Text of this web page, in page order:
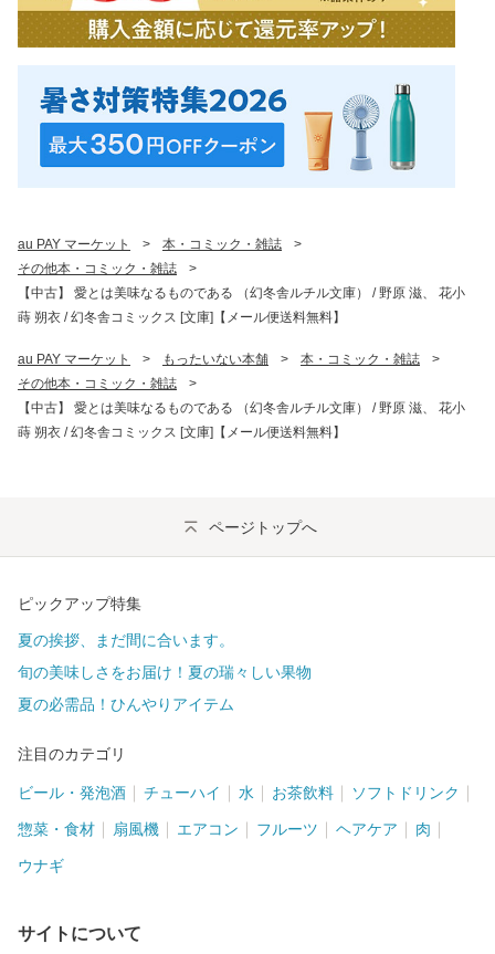
au PAY マーケット > 本・コミック・雑誌
>
その他本・コミック・雑誌
>
【中古】 愛とは美味なるものである （幻冬舎ルチル文庫） / 野原 滋、 花小
蒔 朔衣 / 幻冬舎コミックス [文庫]【メール便送料無料】
au PAY マーケット > もったいない本舗 > 本・コミック・雑誌
>
その他本・コミック・雑誌
>
【中古】 愛とは美味なるものである （幻冬舎ルチル文庫） / 野原 滋、 花小
蒔 朔衣 / 幻冬舎コミックス [文庫]【メール便送料無料】
ページトップへ
ピックアップ特集
夏の挨拶、まだ間に合います。
旬の美味しさをお届け！夏の瑞々しい果物
夏の必需品！ひんやりアイテム
注目のカテゴリ
ビール・発泡酒 チューハイ 水 お茶飲料 ソフトドリンク
惣菜・食材 扇風機 エアコン フルーツ ヘアケア 肉
ウナギ
サイトについて